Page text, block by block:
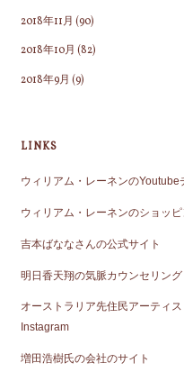
2018年11月 (90)
2018年10月 (82)
2018年9月 (9)
LINKS
ウィリアム・レーネンのYoutube
ウィリアム・レーネンのショッ
吉本ばななさんの公式サイト
明日香天翔の気脈カウンセリング
オーストラリア先住民アーティ
Instagram
増田浩樹氏の会社のサイト